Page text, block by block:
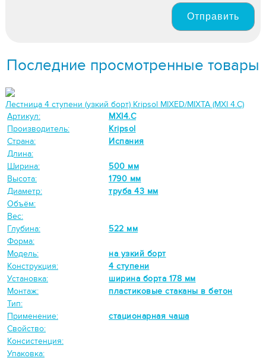
Отправить
Последние просмотренные товары
Лестница 4 ступени (узкий борт) Kripsol MIXED/MIXTA (MXI 4.C)
Артикул:
MXI4.C
Производитель:
Kripsol
Страна:
Испания
Длина:
Ширина:
500 мм
Высота:
1790 мм
Диаметр:
труба 43 мм
Объём:
Вес:
Глубина:
522 мм
Форма:
Модель:
на узкий борт
Конструкция:
4 ступени
Установка:
ширина борта 178 мм
Монтаж:
пластиковые стаканы в бетон
Тип:
Применение:
стационарная чаша
Свойство:
Консистенция:
Упаковка: